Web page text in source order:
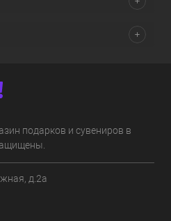
подарков и сувениров в
д.2а